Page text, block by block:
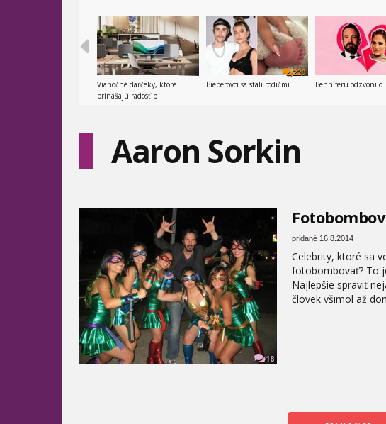
Vianočné darčeky, ktoré
prinášajú radosť p
220
Bieberovci sa stali rodičmi
Benniferu odzvonilo
Aaron Sorkin
18
pridané 16.8.2014
Celebrity, ktoré sa
fotobombovať? To
Najlepšie spraviť
človek všimol až